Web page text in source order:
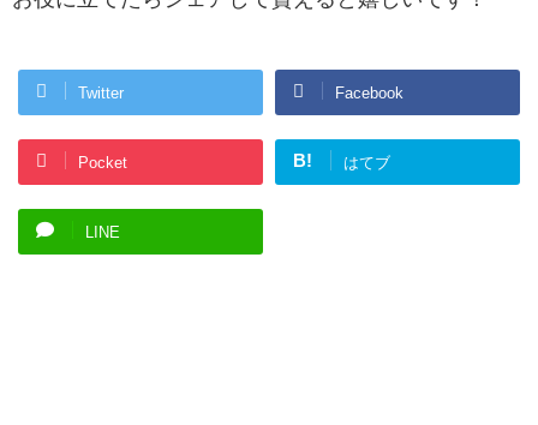
Twitter Facebook
Pocket B! はてブ
LINE